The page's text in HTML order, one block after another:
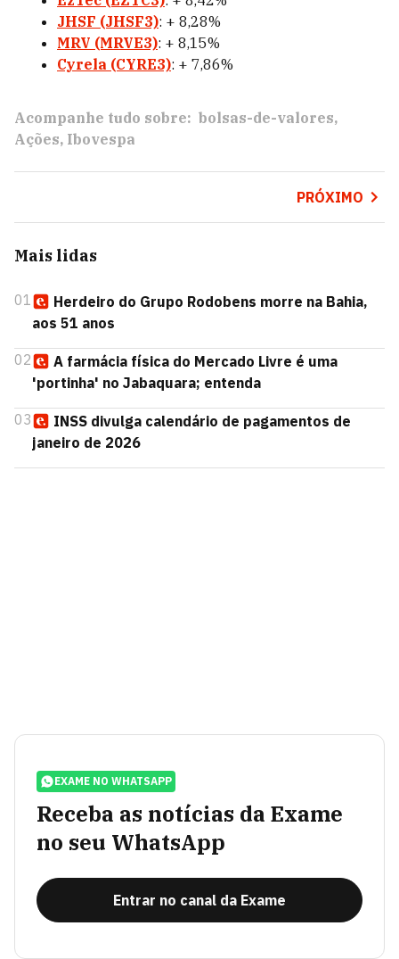
JHSF (JHSF3): + 8,28%
MRV (MRVE3): + 8,15%
Cyrela (CYRE3): + 7,86%
Acompanhe tudo sobre: bolsas-de-valores
Ações Ibovespa
PRÓXIMO
Mais lidas
01
Herdeiro do Grupo Rodobens morre na Bahia,
aos 51 anos
02
A farmácia física do Mercado Livre é uma
'portinha' no Jabaquara; entenda
03
INSS divulga calendário de pagamentos de
janeiro de 2026
EXAME NO WHATSAPP
Receba as notícias da Exame
no seu WhatsApp
Entrar no canal da Exame